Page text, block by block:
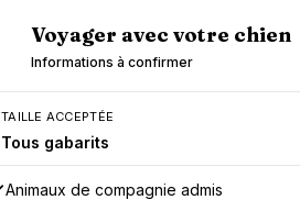
Voyager avec votre chien
Informations à confirmer
TAILLE ACCEPTÉE
Tous gabarits
Animaux de compagnie admis